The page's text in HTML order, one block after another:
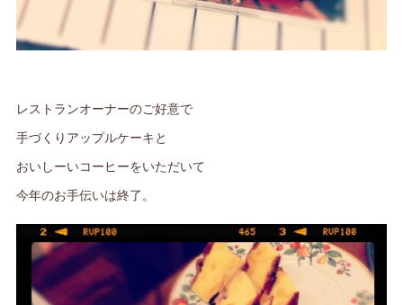
レストランオーナーのご好意で
手づくりアップルケーキと
おいしーいコーヒーをいただいて
今年のお手伝いは終了。